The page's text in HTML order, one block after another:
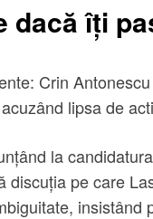
îți
Crin
lipsa de
la
pe care
insistând